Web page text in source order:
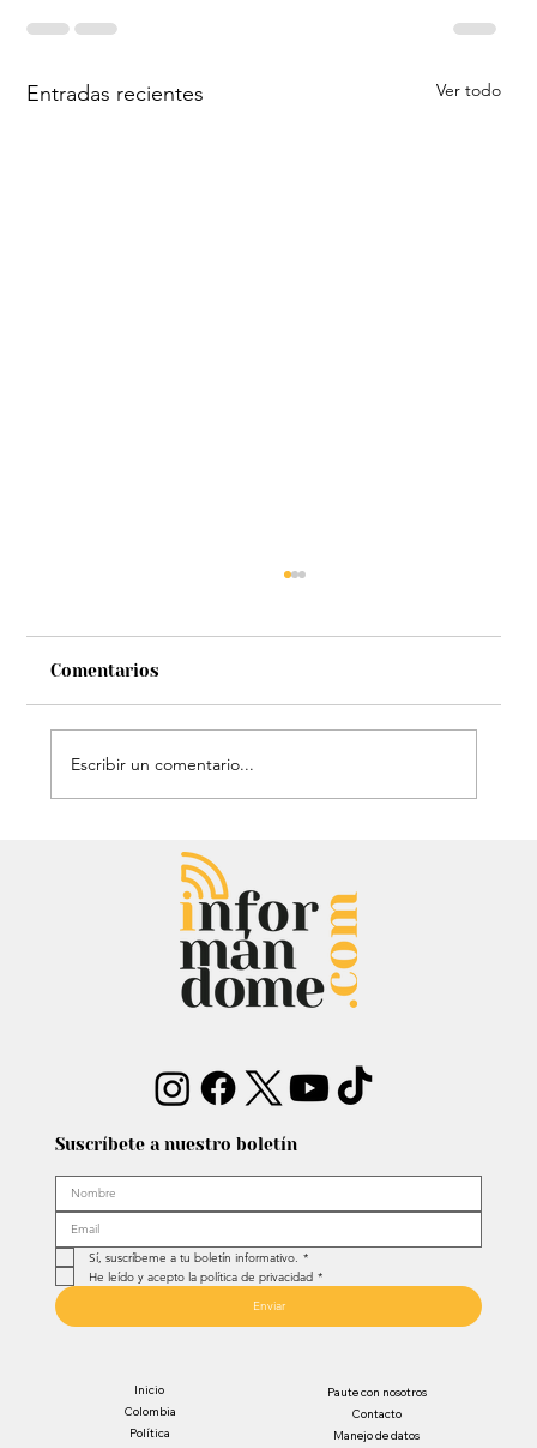
Entradas recientes Ver todo
Entrevista: Sergio Fajardo y Edna
Bonilla aseguran superar las
encuestas y dar la sorpresa
Comentarios
Escribir un comentario...
Suscríbete a nuestro boletín
Sí, suscríbeme a tu boletín informativo. *
He leído y acepto la política de privacidad *
Enviar
Inicio
Colombia
Política
Paute con nosotros
Contacto
Manejo de datos